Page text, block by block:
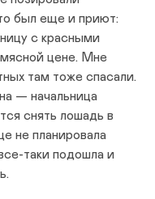
был еще и приют:
с красными
мясной цене. Мне
там тоже спасали.
— начальница
снять лошадь в
не планировала
таки подошла и